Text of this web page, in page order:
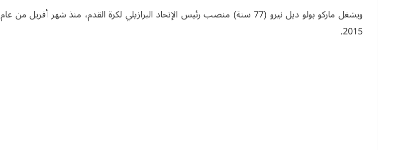
ويشغل ماركو بولو ديل نيرو (77 سنة) منصب رئيس الإتحاد البرازيلي لكرة القدم، منذ شهر أفريل من عام
2015.